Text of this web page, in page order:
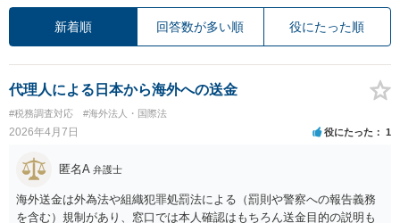
新着順 回答数が多い順 役にたった順
代理人による日本から海外への送金
#税務調査対応 #海外法人・国際法
2026年4月7日 役にたった 1
匿名A 弁護士
海外送金は外為法や組織犯罪処罰法による（罰則や警察への報告義務
を含む）規制があり、窓口では本人確認はもちろん送金目的の説明も